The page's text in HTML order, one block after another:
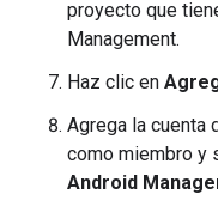
proyecto que
Management.
Haz clic en
Agrega la cuenta
como miembro y
Android